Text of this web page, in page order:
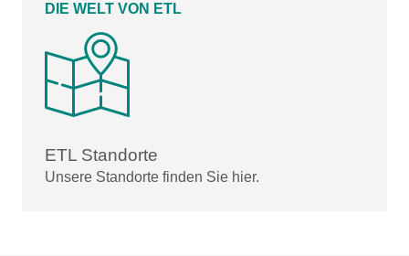
DIE WELT VON ETL
ETL Standorte
Unsere Standorte finden Sie hier.